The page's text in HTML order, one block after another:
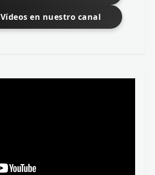
Vídeos en nuestro canal